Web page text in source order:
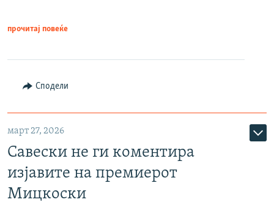
прочитај повеќе
Сподели
март 27, 2026
Савески не ги коментира
изјавите на премиерот
Мицкоски